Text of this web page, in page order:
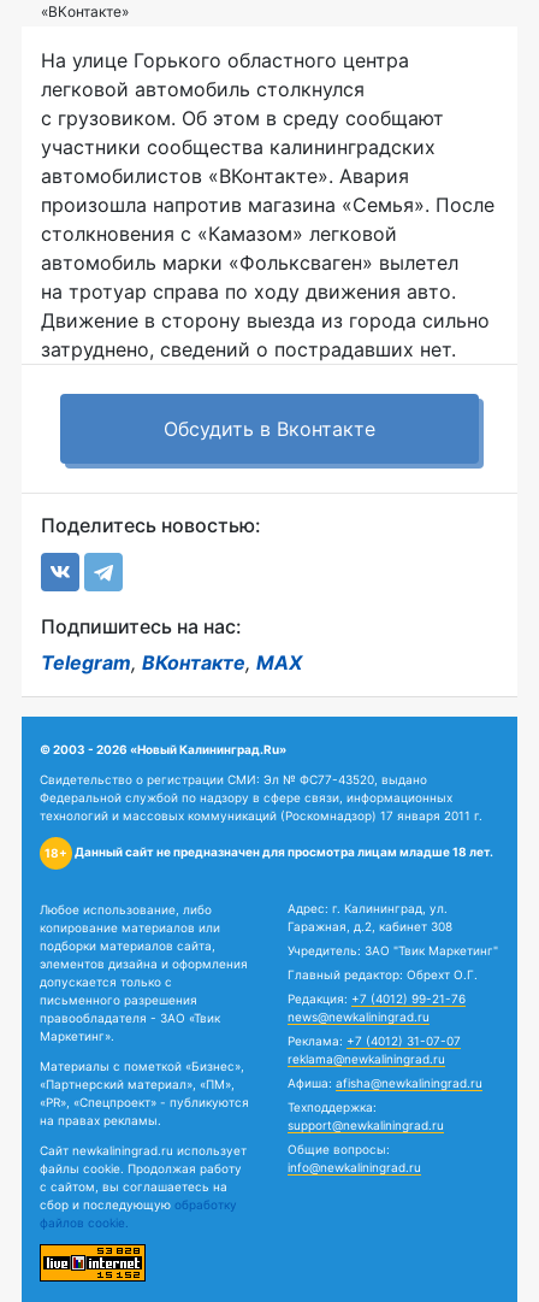
«ВКонтакте»
На улице Горького областного центра
легковой автомобиль столкнулся
с грузовиком. Об этом в среду сообщают
участники сообщества калининградских
автомобилистов «ВКонтакте». Авария
произошла напротив магазина «Семья». После
столкновения с «Камазом» легковой
автомобиль марки «Фольксваген» вылетел
на тротуар справа по ходу движения авто.
Движение в сторону выезда из города сильно
затруднено, сведений о пострадавших нет.
Обсудить в Вконтакте
Поделитесь новостью:
Подпишитесь на нас:
Telegram, ВКонтакте, MAX
© 2003 - 2026 «Новый Калининград.Ru»
Свидетельство о регистрации СМИ: Эл № ФС77-43520, выдано
Федеральной службой по надзору в сфере связи, информационных
технологий и массовых коммуникаций (Роскомнадзор) 17 января 2011 г.
18+ Данный сайт не предназначен для просмотра лицам младше 18 лет.
Любое использование, либо
копирование материалов или
подборки материалов сайта,
элементов дизайна и оформления
допускается только с
письменного разрешения
правообладателя - ЗАО «Твик
Маркетинг».
Материалы с пометкой «Бизнес»,
«Партнерский материал», «ПМ»,
«PR», «Спецпроект» - публикуются
на правах рекламы.
Сайт newkaliningrad.ru использует
файлы cookie. Продолжая работу
с сайтом, вы соглашаетесь на
сбор и последующую обработку
файлов cookie.
Адрес: г. Калининград, ул.
Гаражная, д.2, кабинет 308
Учредитель: ЗАО "Твик Маркетинг"
Главный редактор: Обрехт О.Г.
Редакция: +7 (4012) 99-21-76
news@newkaliningrad.ru
Реклама: +7 (4012) 31-07-07
reklama@newkaliningrad.ru
Афиша: afisha@newkaliningrad.ru
Техподдержка:
support@newkaliningrad.ru
Общие вопросы:
info@newkaliningrad.ru